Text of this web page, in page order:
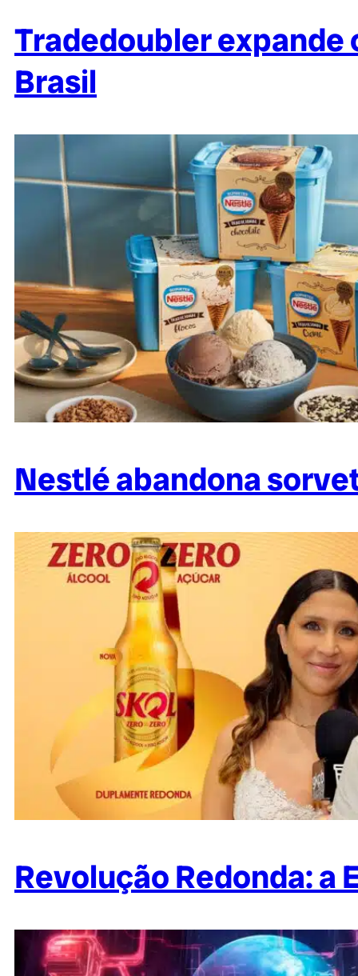
Tradedoubler expande
Brasil
Nestlé abandona
Revolução Redonda: a